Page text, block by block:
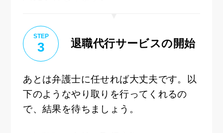
STEP
3 退職代行サービスの開始
あとは弁護士に任せれば大丈夫です。以
下のようなやり取りを行ってくれるの
で、結果を待ちましょう。